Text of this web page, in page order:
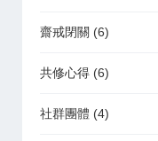
齋戒閉關 (6)
共修心得 (6)
社群團體 (4)